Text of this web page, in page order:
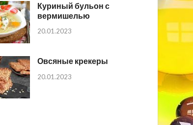
Куриный бульон с
вермишелью
20.01.2023
Овсяные крекеры
20.01.2023